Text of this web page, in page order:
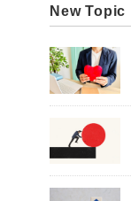
New Topic